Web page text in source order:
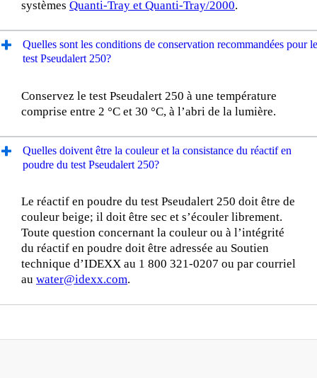
systèmes Quanti-Tray et Quanti-Tray/2000.
Quelles sont les conditions de conservation recommandées pour le
test Pseudalert 250?
Conservez le test Pseudalert 250 à une température
comprise entre 2 °C et 30 °C, à l’abri de la lumière.
Quelles doivent être la couleur et la consistance du réactif en
poudre du test Pseudalert 250?
Le réactif en poudre du test Pseudalert 250 doit être de
couleur beige; il doit être sec et s’écouler librement.
Toute question concernant la couleur ou à l’intégrité
du réactif en poudre doit être adressée au Soutien
technique d’IDEXX au 1 800 321-0207 ou par courriel
au water@idexx.com.